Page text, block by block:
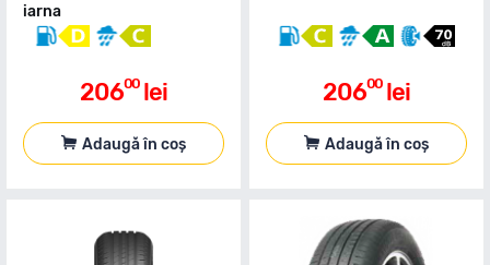
iarna
20600 lei
Adaugă în coș
20600 lei
Adaugă în coș